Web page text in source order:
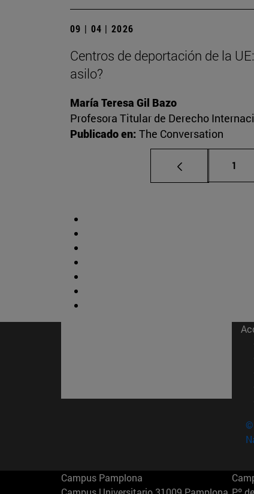
09 | 04 | 2026
Centros de deportación de la
asilo?
María Teresa Gil Bazo
Profesora Titular de Derecho
Publicado en: The Conversation
1
©
Campus Pamplona